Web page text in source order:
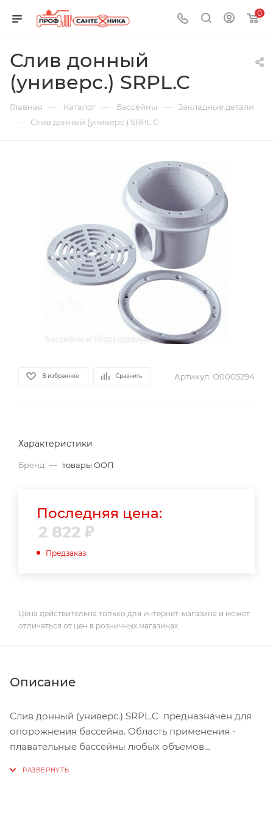
0
Слив донный
(универс.) SRPL.C
Главная — Каталог — Бассейны — Закладные детали
— Слив донный (универс.) SRPL.C
В избранное Сравнить Артикул: О0005294
Характеристики
Бренд — товары ООП
Последняя цена:
2 822 ₽
Предзаказ
Цена действительна только для интернет-магазина и может
отличаться от цен в розничных магазинах
Описание
Слив донный (универс.) SRPL.C предназначен для
опорожнения бассейна. Область применения -
плавательные бассейны любых объемов